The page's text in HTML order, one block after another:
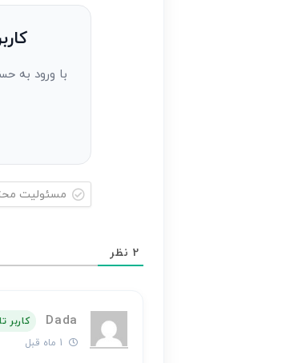
نظر
مهمان)*با ورود به
عهده
نویسنده
2 نظر
Dada
کاربر